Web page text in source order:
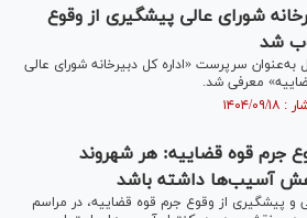
شورای عالی پیشگیری از وقوع
شد
سرپرست «اداره کل دبیرخانه شورای عالی
معرفی شد.
جرم قوه قضاییه: هر شهروند
آسیب‌ها داشته باشد
و پیشگیری از وقوع جرم قوه قضاییه، در مراسم